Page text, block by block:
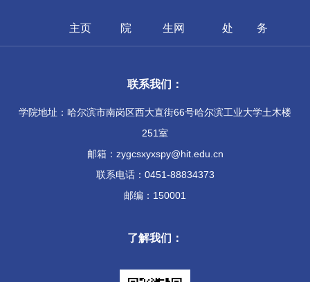
主页 院 生网 处 务
联系我们：
学院地址：哈尔滨市南岗区西大直街66号哈尔滨工业大学土木楼
251室
邮箱：zygcsxyxspy@hit.edu.cn
联系电话：0451-88834373
邮编：150001
了解我们：